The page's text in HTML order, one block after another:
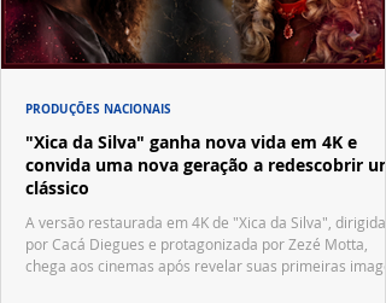
"Xica da Silva" ganha nova vida em 4K e
convida uma nova geração a redescobrir um
clássico
A versão restaurada em 4K de "Xica da Silva", dirigida
por Cacá Diegues e protagonizada por Zezé Motta,
chega aos cinemas após revelar suas primeiras
PRODUÇÕES NACIONAIS